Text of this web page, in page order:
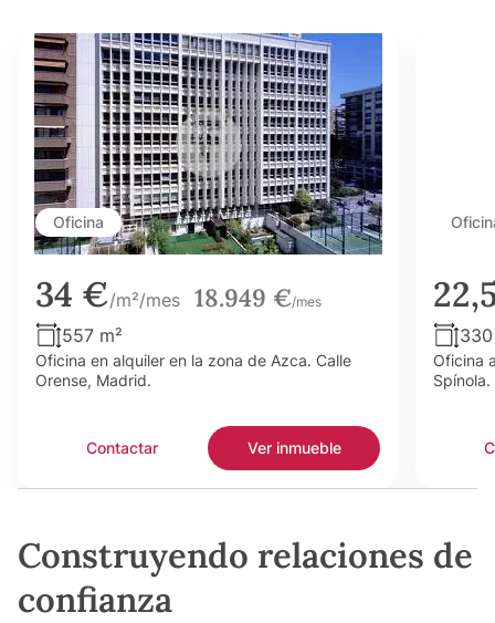
Oficina
34 €/m²/mes 18.949 €/mes
557 m²
Oficina en alquiler en la zona de Azca. Calle
Orense, Madrid.
Contactar Ver inmueble
Oficina
Spínola.
Construyendo relaciones de
confianza